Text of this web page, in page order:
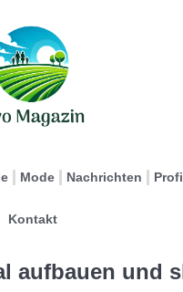
Mode Nachrichten
Kontakt
aufbauen und